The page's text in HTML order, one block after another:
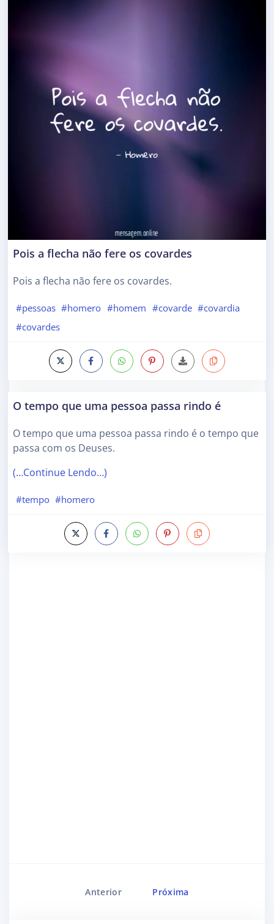
Pois a flecha não fere os covardes
Pois a flecha não fere os covardes.
#pessoas #homero #homem #covarde #covardia
#covardes
O tempo que uma pessoa passa rindo é
O tempo que uma pessoa passa rindo é o tempo que
passa com os Deuses.
(…Continue Lendo…)
#tempo #homero
Anterior Próxima